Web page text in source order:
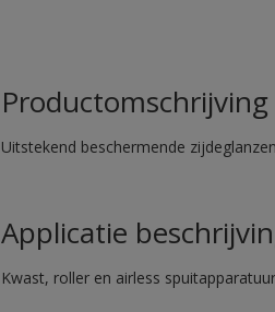
Productomschrijving
Uitstekend beschermende
Applicatie
Kwast, roller en airless